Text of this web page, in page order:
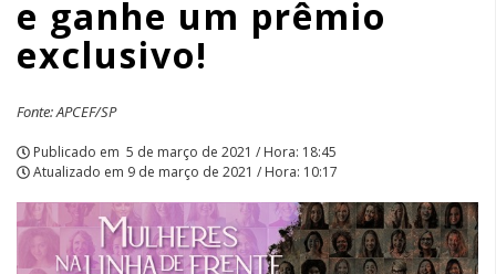
ganhe
um
prêmio
exclusivo!
|
APCEF/SP
e ganhe um prêmio
exclusivo!
Fonte: APCEF/SP
Publicado em 5 de março de 2021 / Hora: 18:45
Atualizado em 9 de março de 2021 / Hora: 10:17